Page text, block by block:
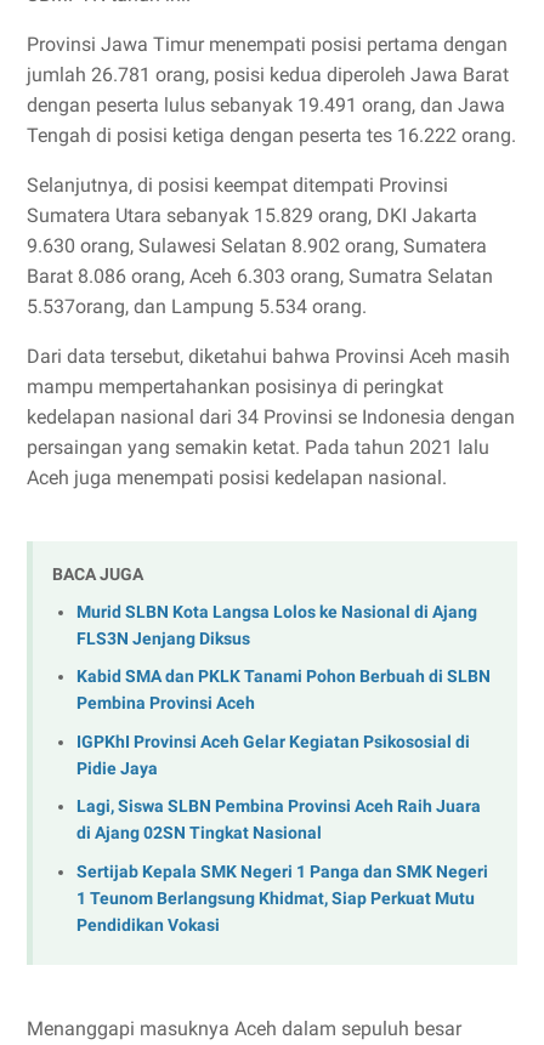
Provinsi Jawa Timur menempati posisi pertama dengan
jumlah 26.781 orang, posisi kedua diperoleh Jawa Barat
dengan peserta lulus sebanyak 19.491 orang, dan Jawa
Tengah di posisi ketiga dengan peserta tes 16.222 orang.
Selanjutnya, di posisi keempat ditempati Provinsi
Sumatera Utara sebanyak 15.829 orang, DKI Jakarta
9.630 orang, Sulawesi Selatan 8.902 orang, Sumatera
Barat 8.086 orang, Aceh 6.303 orang, Sumatra Selatan
5.537orang, dan Lampung 5.534 orang.
Dari data tersebut, diketahui bahwa Provinsi Aceh masih
mampu mempertahankan posisinya di peringkat
kedelapan nasional dari 34 Provinsi se Indonesia dengan
persaingan yang semakin ketat. Pada tahun 2021 lalu
Aceh juga menempati posisi kedelapan nasional.
BACA JUGA
Murid SLBN Kota Langsa Lolos ke Nasional di Ajang
FLS3N Jenjang Diksus
Kabid SMA dan PKLK Tanami Pohon Berbuah di SLBN
Pembina Provinsi Aceh
IGPKhI Provinsi Aceh Gelar Kegiatan Psikososial di
Pidie Jaya
Lagi, Siswa SLBN Pembina Provinsi Aceh Raih Juara
di Ajang 02SN Tingkat Nasional
Sertijab Kepala SMK Negeri 1 Panga dan SMK Negeri
1 Teunom Berlangsung Khidmat, Siap Perkuat Mutu
Pendidikan Vokasi
Menanggapi masuknya Aceh dalam sepuluh besar